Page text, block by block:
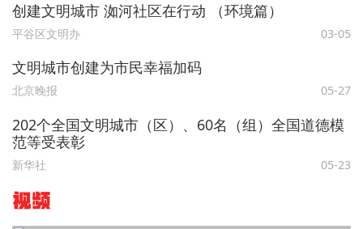
创建文明城市 洳河社区在行动 （环境篇）
平谷区文明办 03-05
文明城市创建为市民幸福加码
北京晚报 05-27
202个全国文明城市（区）、60名（组）全国道德模
范等受表彰
新华社 05-23
视频